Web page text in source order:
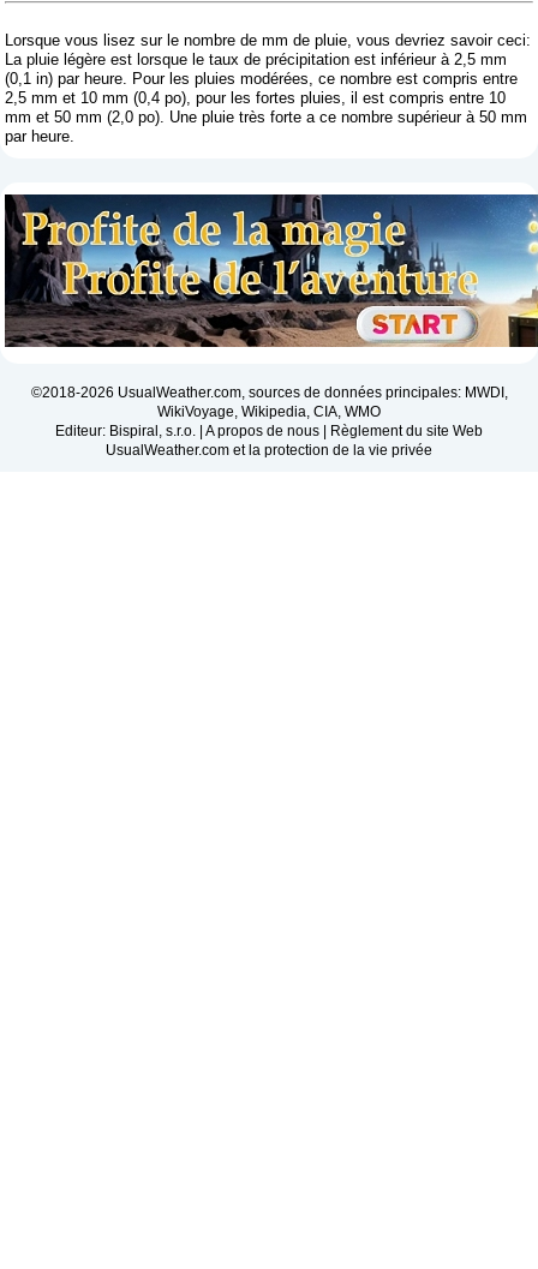
Lorsque vous lisez sur le nombre de mm de pluie, vous devriez savoir ceci:
La pluie légère est lorsque le taux de précipitation est inférieur à 2,5 mm
(0,1 in) par heure. Pour les pluies modérées, ce nombre est compris entre
2,5 mm et 10 mm (0,4 po), pour les fortes pluies, il est compris entre 10
mm et 50 mm (2,0 po). Une pluie très forte a ce nombre supérieur à 50 mm
par heure.
©2018-2026 UsualWeather.com, sources de données principales: MWDI,
WikiVoyage, Wikipedia, CIA, WMO
Editeur: Bispiral, s.r.o. | A propos de nous | Règlement du site Web
UsualWeather.com et la protection de la vie privée